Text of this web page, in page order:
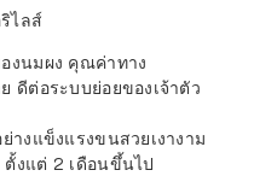
ไลส์
งนมผง คุณค่าทาง
ดีต่อระบบย่อยของเจ้าตัว
างแข็งแรงขนสวยเงางาม
งแต่ 2 เดือนขึ้นไป